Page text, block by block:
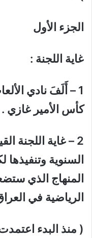
الجزء الأول
غاية اللجنة :
1 – أَلَفَ نادي
كأس الأمير غازي .
2 – غاية اللجنة
السنوية
المنهاج الذي
الرياضية في
( منذ البدء